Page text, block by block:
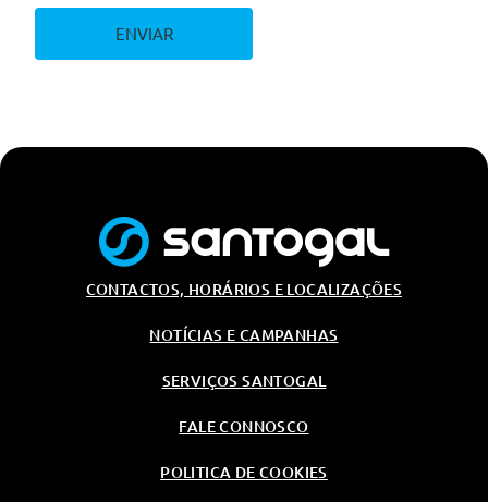
ENVIAR
CONTACTOS, HORÁRIOS E LOCALIZAÇÕES
NOTÍCIAS E CAMPANHAS
SERVIÇOS SANTOGAL
FALE CONNOSCO
POLITICA DE COOKIES